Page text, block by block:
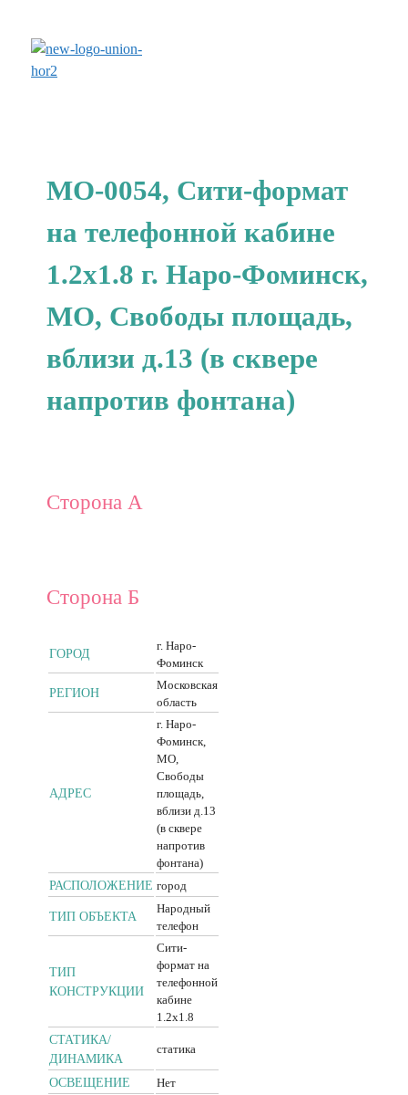
МО-0054, Сити-формат
на телефонной кабине
1.2x1.8 г. Наро-Фоминск,
МО, Свободы площадь,
вблизи д.13 (в сквере
напротив фонтана)
Сторона А
Сторона Б
ГОРОД
г. Наро-
Фоминск
РЕГИОН
Московская
область
АДРЕС
г. Наро-
Фоминск,
МО,
Свободы
площадь,
вблизи д.13
(в сквере
напротив
фонтана)
РАСПОЛОЖЕНИЕ город
ТИП ОБЪЕКТА
Народный
телефон
ТИП
КОНСТРУКЦИИ
Сити-
формат на
телефонной
кабине
1.2x1.8
CТАТИКА/
ДИНАМИКА
статика
ОСВЕЩЕНИЕ Нет